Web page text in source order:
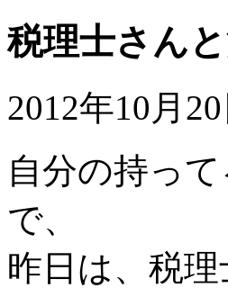
税理士さん
2012年10月
自分の持っ
で、
昨日は、税